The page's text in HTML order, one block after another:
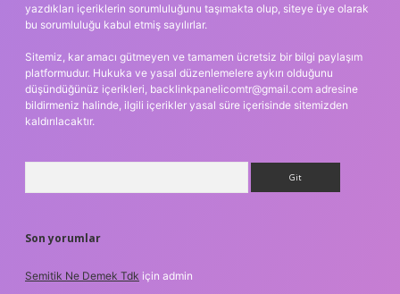
yazdıkları içeriklerin sorumluluğunu taşımakta olup, siteye üye olarak
bu sorumluluğu kabul etmiş sayılırlar.
Sitemiz, kar amacı gütmeyen ve tamamen ücretsiz bir bilgi paylaşım
platformudur. Hukuka ve yasal düzenlemelere aykırı olduğunu
düşündüğünüz içerikleri, backlinkpanelicomtr@gmail.com adresine
bildirmeniz halinde, ilgili içerikler yasal süre içerisinde sitemizden
kaldırılacaktır.
Son yorumlar
Semitik Ne Demek Tdk için admin